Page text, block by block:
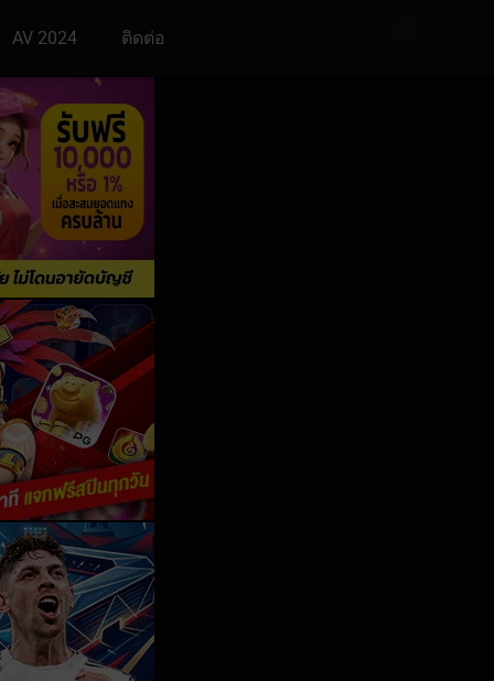
AV 2024 ติดต่อ